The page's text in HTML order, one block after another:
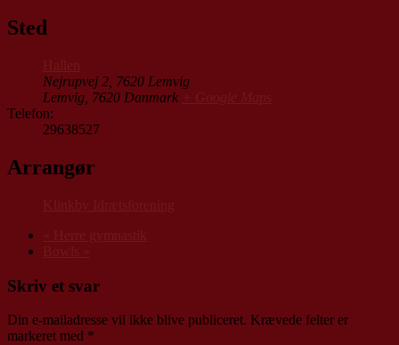
Sted
Nejrupvej 2, 7620 Lemvig
Lemvig 7620 Danmark
Telefon:
29638527
Arrangør
Skriv et svar
Din e-mailadresse vil ikke blive publiceret. Krævede felter er
markeret med *